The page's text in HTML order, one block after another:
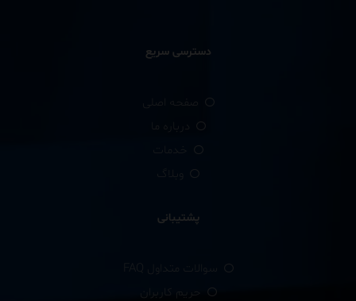
دسترسی سریع
صفحه اصلی
پشتیبانی
سوالات متداول FAQ
حریم کاربران